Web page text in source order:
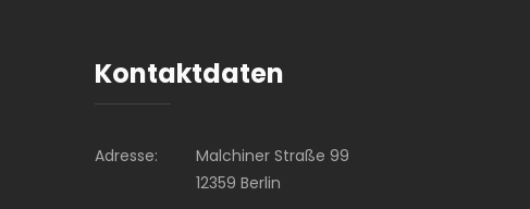
Kontaktdaten
Adresse:
Malchiner Straße 99
12359 Berlin